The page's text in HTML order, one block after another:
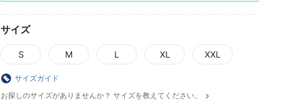
サイズ
S M L XL XXL
サイズガイド
お探しのサイズがありませんか？ サイズを教えてください。